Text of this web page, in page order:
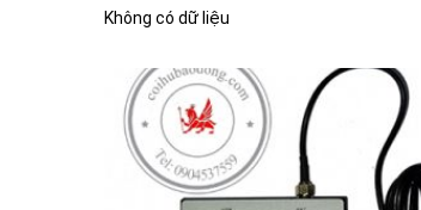
Không có dữ liệu